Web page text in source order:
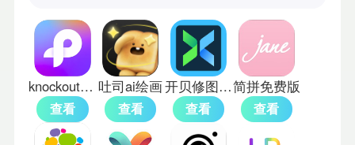
knockout智能抠图
查看
吐司ai绘画
查看
开贝修图软件
查看
简拼免费版
查看